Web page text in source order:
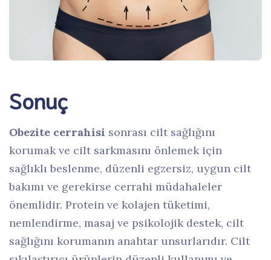
Sonuç
Obezite cerrahisi sonrası cilt sağlığını
korumak ve cilt sarkmasını önlemek için
sağlıklı beslenme, düzenli egzersiz, uygun cilt
bakımı ve gerekirse cerrahi müdahaleler
önemlidir. Protein ve kolajen tüketimi,
nemlendirme, masaj ve psikolojik destek, cilt
sağlığını korumanın anahtar unsurlarıdır. Cilt